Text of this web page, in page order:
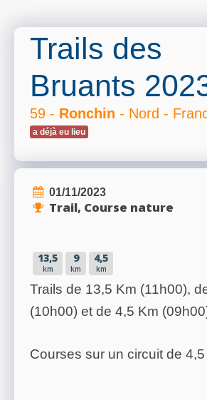
Trails des
Bruants
59 - Ronchin - Nord -
a déjà eu lieu
01/11/2023
Trail, Course nature
13,5
km
9
km
4,5
km
Trails de 13,5 Km (11h00),
(10h00) et de 4,5 Km
Courses sur un circuit de 4,5